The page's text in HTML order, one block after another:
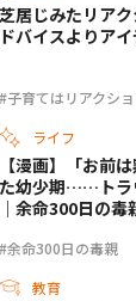
#子育てはリアクシ
芝居じみたリア
ドバイスよりア
ライフ
#余命300日の毒親
【漫画】「お前
た幼少期……トラ
｜余命300日の毒
教育